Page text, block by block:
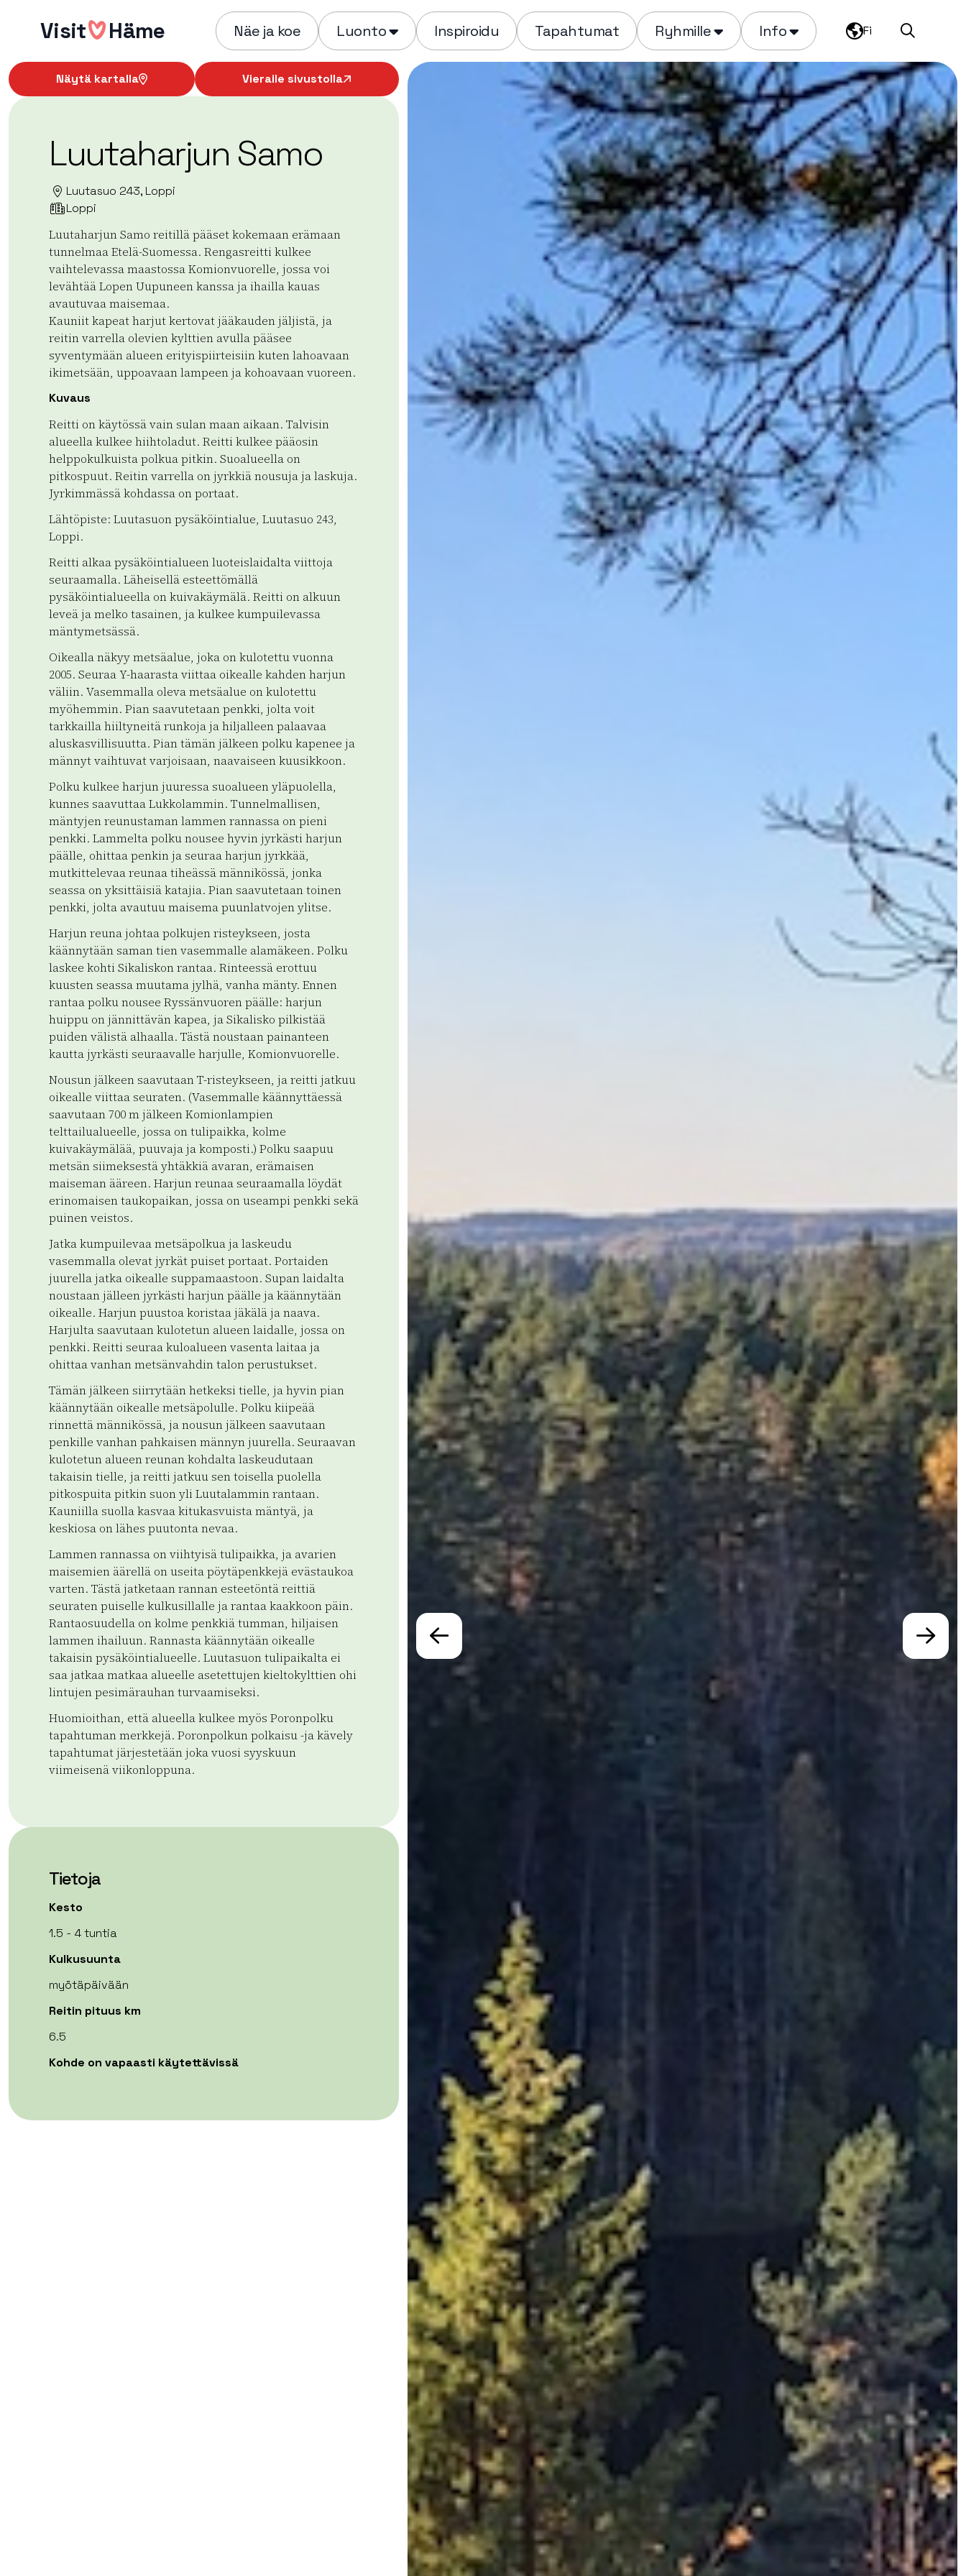
sisältöönVisit Häme Näe ja koe Luonto Inspiroidu Tapahtumat Ryhmille Info Fi Haku
Näytä kartalla Vieraile sivustolla
Luutaharjun Samo
Luutasuo 243, Loppi
Loppi
Luutaharjun Samo reitillä pääset kokemaan erämaan
tunnelmaa Etelä-Suomessa. Rengasreitti kulkee
vaihtelevassa maastossa Komionvuorelle, jossa voi
levähtää Lopen Uupuneen kanssa ja ihailla kauas
avautuvaa maisemaa.
Kauniit kapeat harjut kertovat jääkauden jäljistä, ja
reitin varrella olevien kylttien avulla pääsee
syventymään alueen erityispiirteisiin kuten lahoavaan
ikimetsään, uppoavaan lampeen ja kohoavaan vuoreen.
Kuvaus
Reitti on käytössä vain sulan maan aikaan. Talvisin
alueella kulkee hiihtoladut. Reitti kulkee pääosin
helppokulkuista polkua pitkin. Suoalueella on
pitkospuut. Reitin varrella on jyrkkiä nousuja ja laskuja.
Jyrkimmässä kohdassa on portaat.
Lähtöpiste: Luutasuon pysäköintialue, Luutasuo 243,
Loppi.
Reitti alkaa pysäköintialueen luoteislaidalta viittoja
seuraamalla. Läheisellä esteettömällä
pysäköintialueella on kuivakäymälä. Reitti on alkuun
leveä ja melko tasainen, ja kulkee kumpuilevassa
mäntymetsässä.
Oikealla näkyy metsäalue, joka on kulotettu vuonna
2005. Seuraa Y-haarasta viittaa oikealle kahden harjun
väliin. Vasemmalla oleva metsäalue on kulotettu
myöhemmin. Pian saavutetaan penkki, jolta voit
tarkkailla hiiltyneitä runkoja ja hiljalleen palaavaa
aluskasvillisuutta. Pian tämän jälkeen polku kapenee ja
männyt vaihtuvat varjoisaan, naavaiseen kuusikkoon.
Polku kulkee harjun juuressa suoalueen yläpuolella,
kunnes saavuttaa Lukkolammin. Tunnelmallisen,
mäntyjen reunustaman lammen rannassa on pieni
penkki. Lammelta polku nousee hyvin jyrkästi harjun
päälle, ohittaa penkin ja seuraa harjun jyrkkää,
mutkittelevaa reunaa tiheässä männikössä, jonka
seassa on yksittäisiä katajia. Pian saavutetaan toinen
penkki, jolta avautuu maisema puunlatvojen ylitse.
Harjun reuna johtaa polkujen risteykseen, josta
käännytään saman tien vasemmalle alamäkeen. Polku
laskee kohti Sikaliskon rantaa. Rinteessä erottuu
kuusten seassa muutama jylhä, vanha mänty. Ennen
rantaa polku nousee Ryssänvuoren päälle: harjun
huippu on jännittävän kapea, ja Sikalisko pilkistää
puiden välistä alhaalla. Tästä noustaan painanteen
kautta jyrkästi seuraavalle harjulle, Komionvuorelle.
Nousun jälkeen saavutaan T-risteykseen, ja reitti jatkuu
oikealle viittaa seuraten. (Vasemmalle käännyttäessä
saavutaan 700 m jälkeen Komionlampien
telttailualueelle, jossa on tulipaikka, kolme
kuivakäymälää, puuvaja ja komposti.) Polku saapuu
metsän siimeksestä yhtäkkiä avaran, erämaisen
maiseman ääreen. Harjun reunaa seuraamalla löydät
erinomaisen taukopaikan, jossa on useampi penkki sekä
puinen veistos.
Jatka kumpuilevaa metsäpolkua ja laskeudu
vasemmalla olevat jyrkät puiset portaat. Portaiden
juurella jatka oikealle suppamaastoon. Supan laidalta
noustaan jälleen jyrkästi harjun päälle ja käännytään
oikealle. Harjun puustoa koristaa jäkälä ja naava.
Harjulta saavutaan kulotetun alueen laidalle, jossa on
penkki. Reitti seuraa kuloalueen vasenta laitaa ja
ohittaa vanhan metsänvahdin talon perustukset.
Tämän jälkeen siirrytään hetkeksi tielle, ja hyvin pian
käännytään oikealle metsäpolulle. Polku kiipeää
rinnettä männikössä, ja nousun jälkeen saavutaan
penkille vanhan pahkaisen männyn juurella. Seuraavan
kulotetun alueen reunan kohdalta laskeudutaan
takaisin tielle, ja reitti jatkuu sen toisella puolella
pitkospuita pitkin suon yli Luutalammin rantaan.
Kauniilla suolla kasvaa kitukasvuista mäntyä, ja
keskiosa on lähes puutonta nevaa.
Lammen rannassa on viihtyisä tulipaikka, ja avarien
maisemien äärellä on useita pöytäpenkkejä evästaukoa
varten. Tästä jatketaan rannan esteetöntä reittiä
seuraten puiselle kulkusillalle ja rantaa kaakkoon päin.
Rantaosuudella on kolme penkkiä tumman, hiljaisen
lammen ihailuun. Rannasta käännytään oikealle
takaisin pysäköintialueelle. Luutasuon tulipaikalta ei
saa jatkaa matkaa alueelle asetettujen kieltokylttien ohi
lintujen pesimärauhan turvaamiseksi.
Huomioithan, että alueella kulkee myös Poronpolku
tapahtuman merkkejä. Poronpolkun polkaisu -ja kävely
tapahtumat järjestetään joka vuosi syyskuun
viimeisenä viikonloppuna.
Tietoja
Kesto
1.5 - 4 tuntia
Kulkusuunta
myötäpäivään
Reitin pituus km
6.5
Kohde on vapaasti käytettävissä